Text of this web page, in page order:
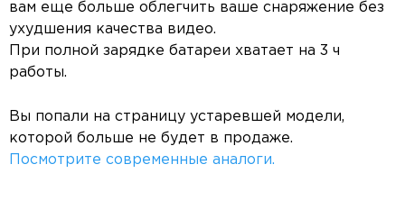
вам еще больше облегчить ваше снаряжение без
ухудшения качества видео.
При полной зарядке батареи хватает на 3 ч
работы.
Вы попали на страницу устаревшей модели,
которой больше не будет в продаже.
Посмотрите современные аналоги.